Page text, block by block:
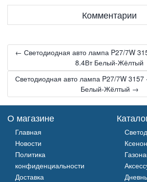
Комментарии
← Светодиодная авто лампа P27/7W
8.4Вт Белый-Жёлтый
Светодиодная авто лампа P27/7W 3157
Белый-Жёлтый →
О магазине
Главная
Новости
Политика
конфиденциальности
Доставка
Ксенон